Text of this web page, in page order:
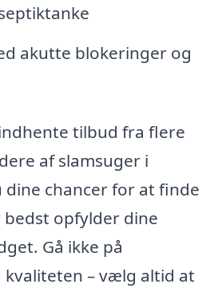
akutte blokeringer og
tilbud fra flere
af slamsuger i
chancer for at finde
opfylder dine
Gå ikke på
– vælg altid at